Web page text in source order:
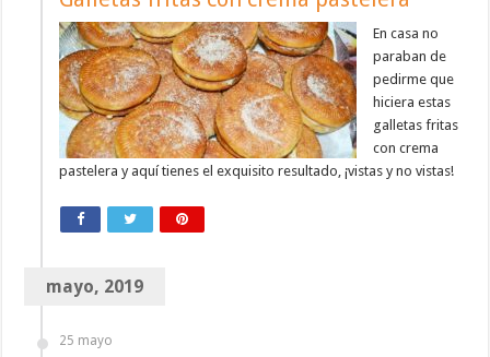
En casa no
paraban de
pedirme que
hiciera estas
galletas fritas
con crema
pastelera y aquí tienes el exquisito resultado, ¡vistas y no vistas!
mayo, 2019
25 mayo